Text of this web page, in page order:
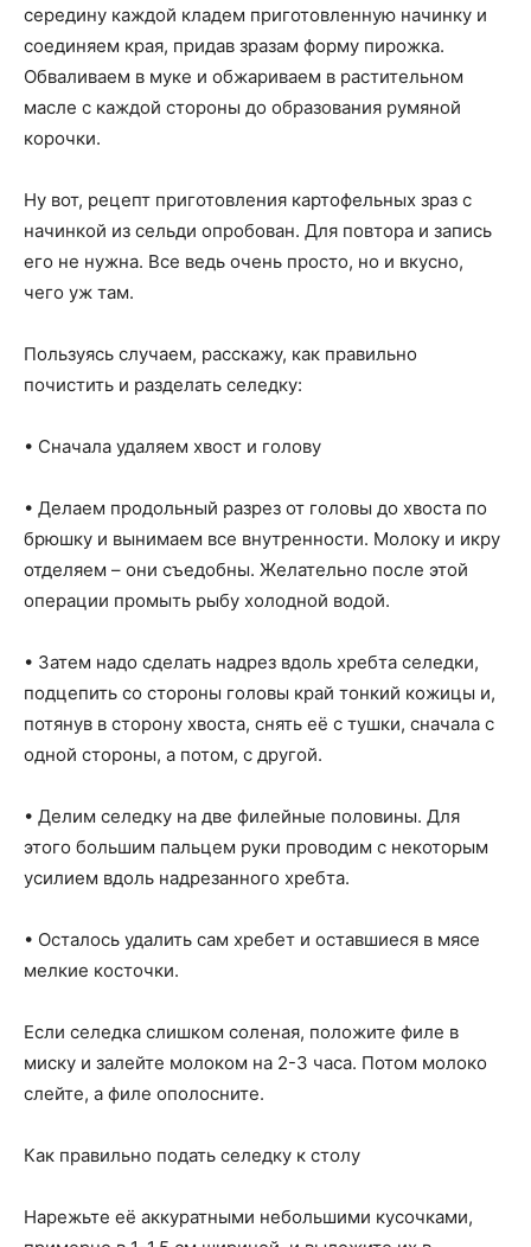
середину каждой кладем приготовленную начинку и
соединяем края, придав зразам форму пирожка.
Обваливаем в муке и обжариваем в растительном
масле с каждой стороны до образования румяной
корочки.
Ну вот, рецепт приготовления картофельных зраз с
начинкой из сельди опробован. Для повтора и запись
его не нужна. Все ведь очень просто, но и вкусно,
чего уж там.
Пользуясь случаем, расскажу, как правильно
почистить и разделать селедку:
• Сначала удаляем хвост и голову
• Делаем продольный разрез от головы до хвоста по
брюшку и вынимаем все внутренности. Молоку и икру
отделяем – они съедобны. Желательно после этой
операции промыть рыбу холодной водой.
• Затем надо сделать надрез вдоль хребта селедки,
подцепить со стороны головы край тонкий кожицы и,
потянув в сторону хвоста, снять её с тушки, сначала с
одной стороны, а потом, с другой.
• Делим селедку на две филейные половины. Для
этого большим пальцем руки проводим с некоторым
усилием вдоль надрезанного хребта.
• Осталось удалить сам хребет и оставшиеся в мясе
мелкие косточки.
Если селедка слишком соленая, положите филе в
миску и залейте молоком на 2-3 часа. Потом молоко
слейте, а филе ополосните.
Как правильно подать селедку к столу
Нарежьте её аккуратными небольшими кусочками,